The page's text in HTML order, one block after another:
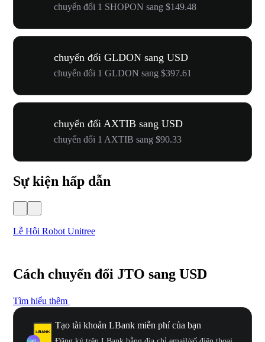
chuyển đổi 1 SHOPON sang $149.48
chuyển đổi GLDON sang USD
chuyển đổi 1 GLDON sang $397.61
chuyển đổi AXTIB sang USD
chuyển đổi 1 AXTIB sang $90.33
Sự kiện hấp dẫn
Lễ Hội Robot Unitree
Cách chuyển đổi JTO sang USD
Tìm hiểu thêm
Tạo tài khoản LBank miễn phí của bạn